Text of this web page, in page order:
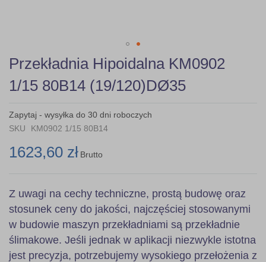
Skip
to
the
beginning
the
images
Przekładnia Hipoidalna KM0902
1/15 80B14 (19/120)DØ35
Zapytaj - wysyłka do 30 dni roboczych
SKU
KM0902 1/15 80B14
1623,60 zł Brutto
Z uwagi na cechy techniczne, prostą budowę oraz
stosunek ceny do jakości, najczęściej stosowanymi
w budowie maszyn przekładniami są przekładnie
ślimakowe. Jeśli jednak w aplikacji niezwykle istotna
jest precyzja, potrzebujemy wysokiego przełożenia z